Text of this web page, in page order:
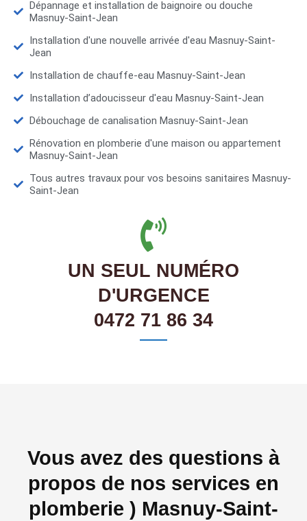
Dépannage et installation de baignoire ou douche
Masnuy-Saint-Jean
Installation d'une nouvelle arrivée d'eau Masnuy-Saint-
Jean
Installation de chauffe-eau Masnuy-Saint-Jean
Installation d’adoucisseur d'eau Masnuy-Saint-Jean
Débouchage de canalisation Masnuy-Saint-Jean
Rénovation en plomberie d'une maison ou appartement
Masnuy-Saint-Jean
Tous autres travaux pour vos besoins sanitaires Masnuy-
Saint-Jean
UN SEUL NUMÉRO
D'URGENCE
0472 71 86 34
Vous avez des questions à
propos de nos services en
plomberie ) Masnuy-Saint-